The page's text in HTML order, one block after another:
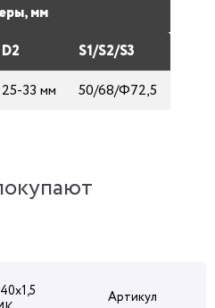
мм
D2
S1/S2/S3
25-33 мм 50/68/Ф72,5
Артикул